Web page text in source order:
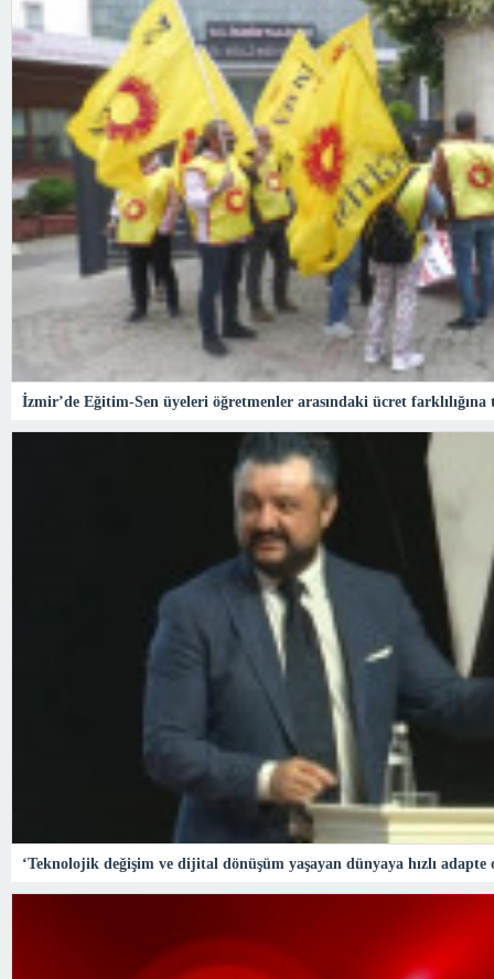
İzmir’de Eğitim-Sen üyeleri öğretmenler arasındaki ücret farklılığına
‘Teknolojik değişim ve dijital dönüşüm yaşayan dünyaya hızlı